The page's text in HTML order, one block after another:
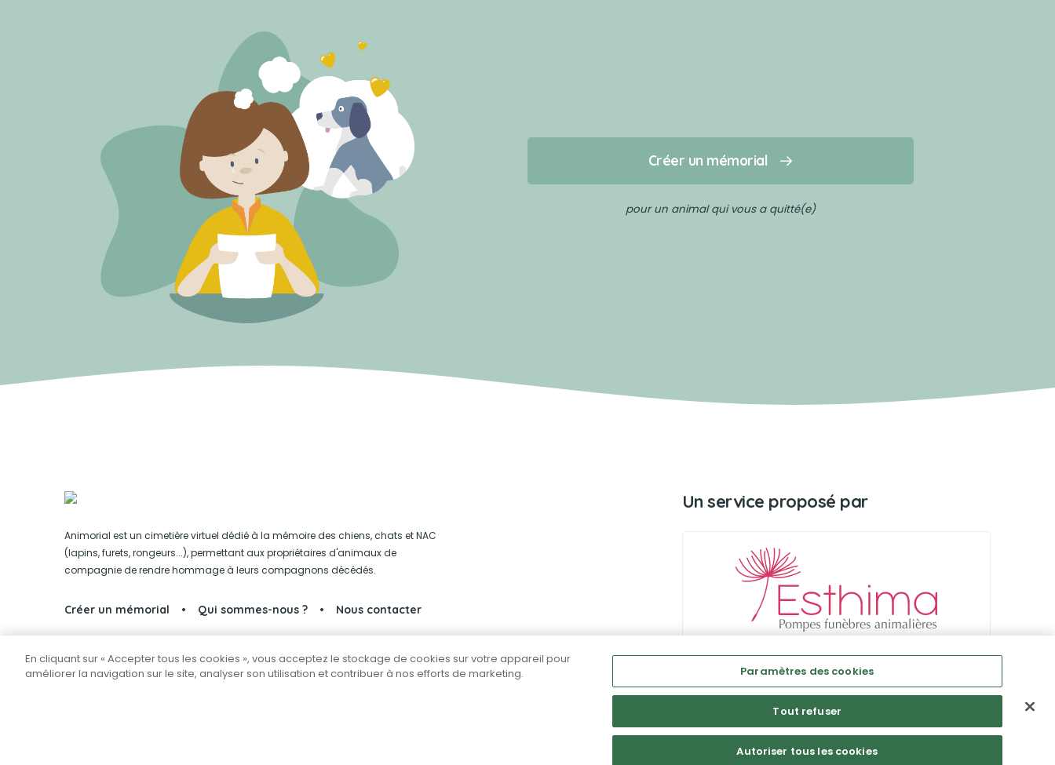
Créer un mémorial
pour un animal qui vous a quitté(e)
Animorial est un cimetière virtuel dédié à la mémoire des chiens, chats et NAC
(lapins, furets, rongeurs...), permettant aux propriétaires d'animaux de
compagnie de rendre hommage à leurs compagnons décédés.
Créer un mémorial Qui sommes-nous ? Nous contacter
Partager sur Facebook
Un service proposé par
En cliquant sur « Accepter tous les cookies », vous acceptez le stockage de cookies sur votre appareil pour
améliorer la navigation sur le site, analyser son utilisation et contribuer à nos efforts de marketing.
Paramètres des cookies
Tout refuser
Autoriser tous les cookies